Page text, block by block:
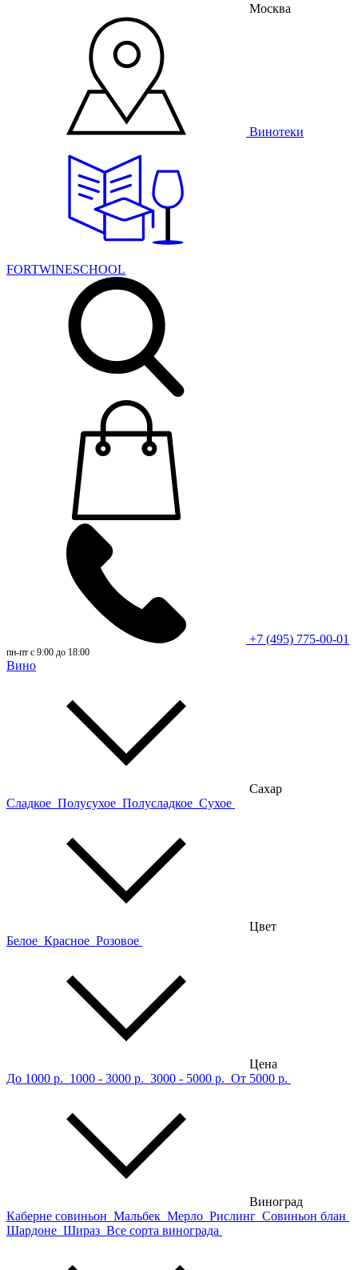
Москва
Винотеки
FORTWINESCHOOL
+7 (495) 775-00-01
пн-пт с 9:00 до 18:00
Вино
Сахар
Сладкое Полусухое Полусладкое Сухое
Цвет
Белое Красное Розовое
Цена
До 1000 р. 1000 - 3000 р. 3000 - 5000 р. От 5000 р.
Виноград
Каберне совиньон Мальбек Мерло Рислинг Совиньон блан
Шардоне Шираз Все сорта винограда